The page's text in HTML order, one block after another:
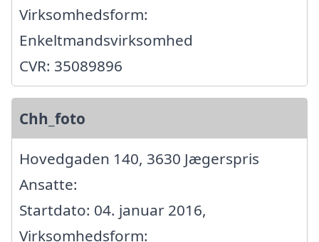
Virksomhedsform:
Enkeltmandsvirksomhed
CVR: 35089896
Chh_foto
Hovedgaden 140, 3630 Jægerspris
Ansatte:
Startdato: 04. januar 2016,
Virksomhedsform: